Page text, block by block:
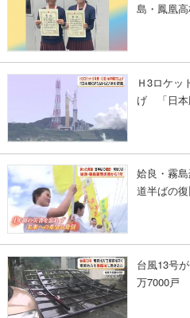
島・鳳凰
Ｈ3ロケ
げ 「日本
姶良・霧
道半ばの
台風13号
万7000戸